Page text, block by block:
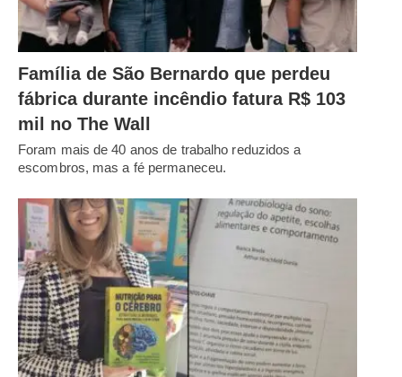
Família de São Bernardo que perdeu
fábrica durante incêndio fatura R$ 103
mil no The Wall
Foram mais de 40 anos de trabalho reduzidos a
escombros, mas a fé permaneceu.